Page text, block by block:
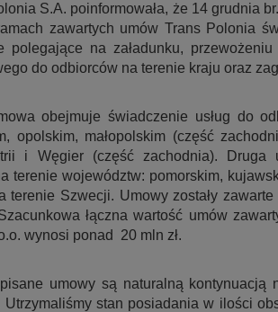
S.A. poinformowała, że 14 grudnia
zawartych umów Trans Polonia
polegające na załadunku,
do odbiorców na terenie kraju oraz
obejmuje świadczenie usług do
opolskim, małopolskim (część
i Węgier (część zachodnia). Druga
terenie województw: pomorskim,
terenie Szwecji. Umowy zostały
łączna wartość umów
wynosi ponad 20 mln zł.
umowy są naturalną kontynuacją
Utrzymaliśmy stan posiadania w ilości